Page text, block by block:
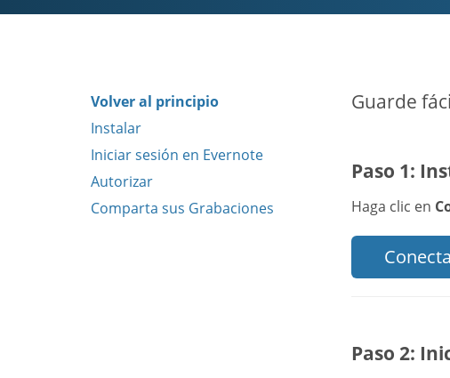
Volver al principio
Instalar
Iniciar sesión en Evernote
Autorizar
Comparta sus Grabaciones
Guarde
Paso 1:
Haga clic en
Paso 2: